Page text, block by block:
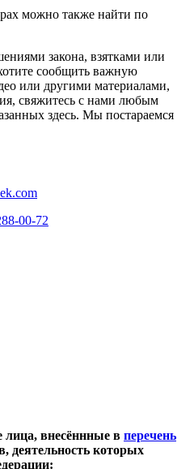
можно также найти по
закона, взятками или
сообщить важную
или другими материалами,
свяжитесь с нами любым
здесь. Мы постараемся
00-72
лица, внесённные в перечень
деятельность которых